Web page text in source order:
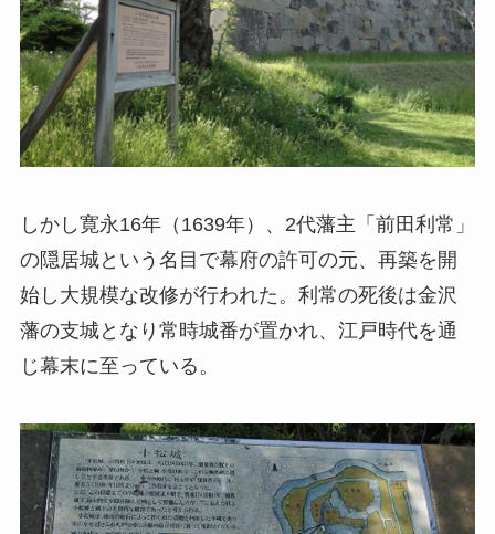
しかし寛永16年（1639年）、2代藩主「前田利常」
の隠居城という名目で幕府の許可の元、再築を開
始し大規模な改修が行われた。利常の死後は金沢
藩の支城となり常時城番が置かれ、江戸時代を通
じ幕末に至っている。